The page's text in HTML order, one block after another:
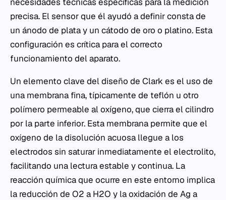
precisa. El sensor que él ayudó a definir consta de
un ánodo de plata y un cátodo de oro o platino. Esta
configuración es crítica para el correcto
funcionamiento del aparato.
Un elemento clave del diseño de Clark es el uso de
una membrana fina, típicamente de teflón u otro
polímero permeable al oxígeno, que cierra el cilindro
por la parte inferior. Esta membrana permite que el
oxígeno de la disolución acuosa llegue a los
electrodos sin saturar inmediatamente el electrolito,
facilitando una lectura estable y continua. La
reacción química que ocurre en este entorno implica
la reducción de O2 a H2O y la oxidación de Ag a